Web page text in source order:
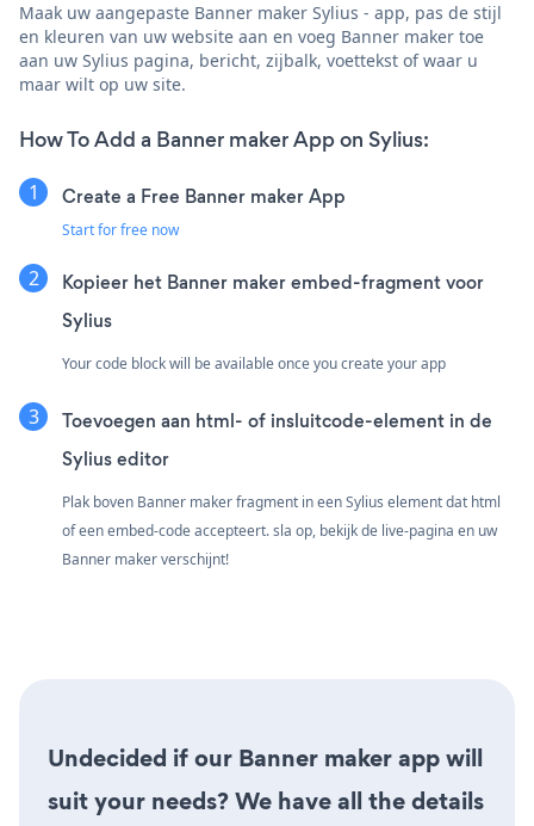
Maak uw aangepaste Banner maker Sylius - app, pas de stijl
en kleuren van uw website aan en voeg Banner maker toe
aan uw Sylius pagina, bericht, zijbalk, voettekst of waar u
maar wilt op uw site.
How To Add a Banner maker App on Sylius:
Create a Free Banner maker App
Start for free now
Kopieer het Banner maker embed-fragment voor
Sylius
Your code block will be available once you create your app
Toevoegen aan html- of insluitcode-element in de
Sylius editor
Plak boven Banner maker fragment in een Sylius element dat html
of een embed-code accepteert. sla op, bekijk de live-pagina en uw
Banner maker verschijnt!
Undecided if our Banner maker app will
suit your needs? We have all the details